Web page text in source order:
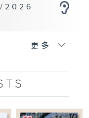
職場發揮
18:00-18:20
18:20-19:00
2026
更多